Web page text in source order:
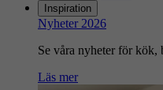
Inspiration
Nyheter 2026
Se våra nyheter för kök,
Läs mer